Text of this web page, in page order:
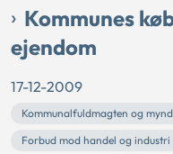
Kommunes
ejendom
17-12-2009
Kommunalfuldmagten og
Forbud mod handel og industri